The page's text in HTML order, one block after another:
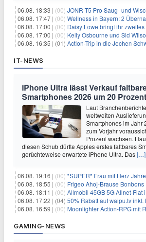
06.08. 18:33 | (00) JONR T5 Pro Saug- und
06.08. 17:47 | (00) Wellness in Bayern: 2 Übernachtungen im DAS LUDWIG
06.08. 17:00 | (00) Daisy Lowe bringt ihr
06.08. 17:00 | (00) Kelly Osbourne und Sid Wilson sollen
06.08. 16:35 | (01) Action-Trip in die Jochen Schweizer Arena inklusive
IT-NEWS
iPhone Ultra lässt Verkauf
Smartphones 2026 um 20
Laut
weltweiten
Smartphones im Jahr
zum Vorjahr
Prozent wachsen.
diesen Schub dürfte Apples erstes faltbares
gerüchteweise erwartete iPhone Ultra. Das[…]
06.08. 19:16 | (00) *SUPER* Frau mit Herz Jahresabo (52
06.08. 18:55 | (00) Frigeo Ahoj-Brause Bonbons 1.000
06.08. 18:11 | (00) Allmobil 45GB 5G Allnet-Flat im Vodafone-Netz für eff.
06.08. 17:22 | (04) 50% Rabatt auf waipu.tv inkl. Netflix –
06.08. 16:59 | (00) Moonlighter Action-RPG mit Rogue-Lite-
GAMING-NEWS